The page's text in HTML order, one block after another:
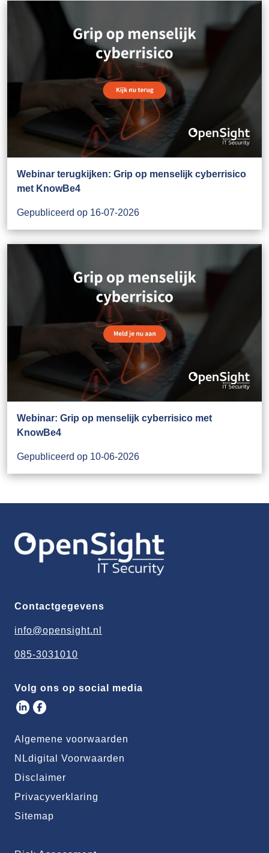
Webinar terugkijken: Grip op menselijk cyberrisico
met KnowBe4
Gepubliceerd op 16-07-2026
Webinar: Grip op menselijk cyberrisico met
KnowBe4
Gepubliceerd op 10-06-2026
Contactgegevens
info@opensight.nl
085-3031010
Volg ons op social media
Algemene voorwaarden
NLdigital Voorwaarden
Disclaimer
Privacyverklaring
Sitemap